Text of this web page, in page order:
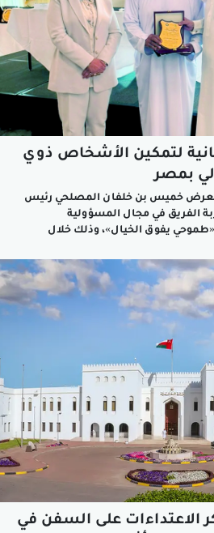
لتمكين الأشخاص ذوي
بمصر
خميس بن خلفان المصلحي رئيس
الفريق في مجال المسؤولية
يفوق الخيال»، وذلك خلال
لدعم التعليم والتدريب والرعاية
الثانية، والذي أقيم في جمهورية
الاعتداءات على السفن في